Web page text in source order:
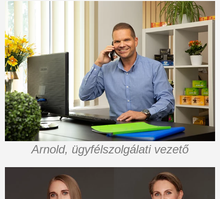
Arnold, ügyfélszolgálati vezető